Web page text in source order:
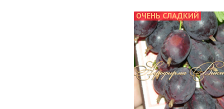
ОЧЕНЬ СЛАДКИЙ